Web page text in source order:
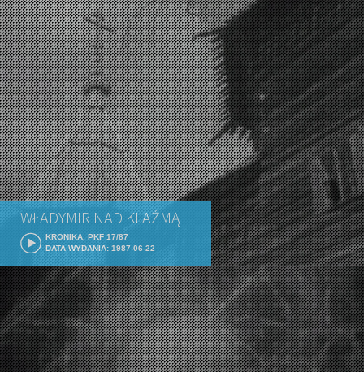
WŁADYMIR NAD KLAŹMĄ
KRONIKA, PKF 17/87
DATA WYDANIA: 1987-06-22